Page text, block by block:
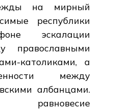
на мирный
республики
эскалации
православными
католиками, а
между
албанцами.